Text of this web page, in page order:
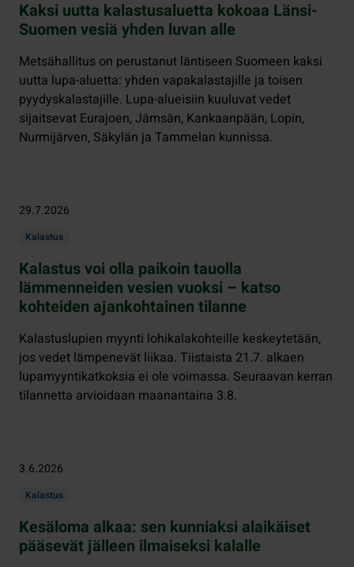
Kaksi uutta kalastusaluetta kokoaa Länsi-
Suomen vesiä yhden luvan alle
Metsähallitus on perustanut läntiseen Suomeen kaksi
uutta lupa-aluetta: yhden vapakalastajille ja toisen
pyydyskalastajille. Lupa-alueisiin kuuluvat vedet
sijaitsevat Eurajoen, Jämsän, Kankaanpään, Lopin,
Nurmijärven, Säkylän ja Tammelan kunnissa.
29.7.2026
Kalastus
Kalastus voi olla paikoin tauolla
lämmenneiden vesien vuoksi – katso
kohteiden ajankohtainen tilanne
Kalastuslupien myynti lohikalakohteille keskeytetään,
jos vedet lämpenevät liikaa. Tiistaista 21.7. alkaen
lupamyyntikatkoksia ei ole voimassa. Seuraavan kerran
tilannetta arvioidaan maanantaina 3.8.
3.6.2026
Kalastus
Kesäloma alkaa: sen kunniaksi alaikäiset
pääsevät jälleen ilmaiseksi kalalle